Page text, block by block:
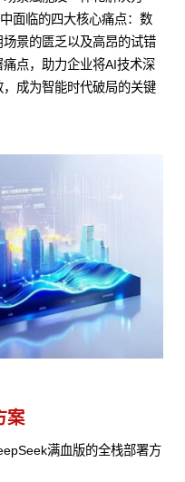
面临的四大核心痛点：数
景的匮乏以及高昂的试错
点，助力企业将AI技术深
成为智能时代破局的关键
案
满血版的全栈部署方